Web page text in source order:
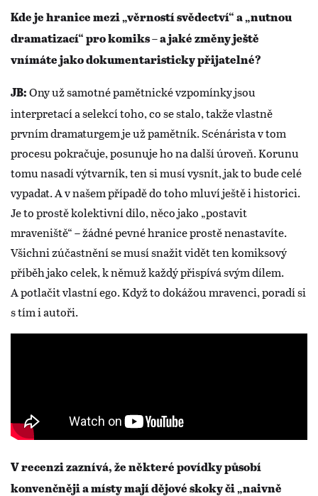
Kde je hranice mezi „věrností svědectví“ a „nutnou
dramatizací“ pro komiks – a jaké změny ještě
vnímáte jako dokumentaristicky přijatelné?
JB: Ony už samotné pamětnické vzpomínky jsou
interpretací a selekcí toho, co se stalo, takže vlastně
prvním dramaturgem je už pamětník. Scénárista v tom
procesu pokračuje, posunuje ho na další úroveň. Korunu
tomu nasadí výtvarník, ten si musí vysnít, jak to bude celé
vypadat. A v našem případě do toho mluví ještě i historici.
Je to prostě kolektivní dílo, něco jako „postavit
mraveniště“ – žádné pevné hranice prostě nenastavíte.
Všichni zúčastnění se musí snažit vidět ten komiksový
příběh jako celek, k němuž každý přispívá svým dílem.
A potlačit vlastní ego. Když to dokážou mravenci, poradí si
s tím i autoři.
V recenzi zaznívá, že některé povídky působí
konvenčněji a místy mají dějové skoky či „naivně